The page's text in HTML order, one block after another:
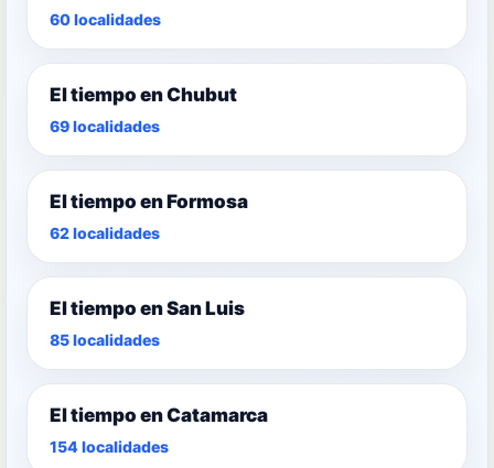
60 localidades
El tiempo en Chubut
69 localidades
El tiempo en Formosa
62 localidades
El tiempo en San Luis
85 localidades
El tiempo en Catamarca
154 localidades